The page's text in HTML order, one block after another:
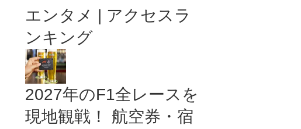
エンタメ | アクセスラ
ンキング
2027年のF1全レースを
現地観戦！ 航空券・宿